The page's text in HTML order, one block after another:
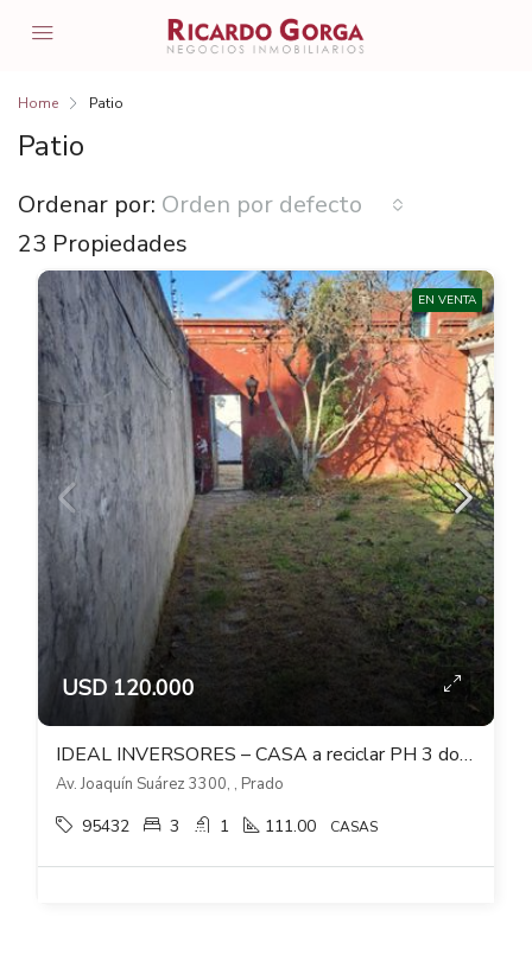
Home Patio
Patio
23 Propiedades
Ordenar por: Orden por defecto
EN VENTA
USD 120.000
IDEAL INVERSORES – CASA a reciclar PH 3 dormitorios sobre Joaquín Suarez – Prado
Av. Joaquín Suárez 3300, , Prado
95432 3 1 111.00 CASAS